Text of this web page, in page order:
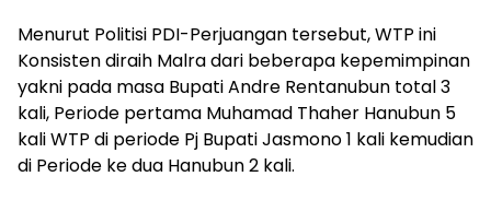
Menurut Politisi PDI-Perjuangan tersebut, WTP ini
Konsisten diraih Malra dari beberapa kepemimpinan
yakni pada masa Bupati Andre Rentanubun total 3
kali, Periode pertama Muhamad Thaher Hanubun 5
kali WTP di periode Pj Bupati Jasmono 1 kali kemudian
di Periode ke dua Hanubun 2 kali.